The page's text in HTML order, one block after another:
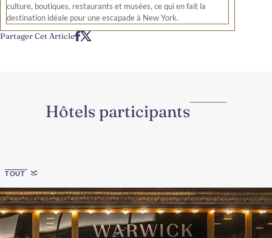
Partager Cet Article
culture, boutiques, restaurants et musées, ce qui en fait la
destination idéale pour une escapade à New York.
Hôtels participants
TOUT